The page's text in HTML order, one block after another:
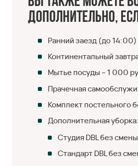
дополнительно,
Ранний заезд (до
Континентальный
Мытье посуды – 1 000
Прачечная
Комплект постельного
Дополнительная уборка:
Студия DBL без
Стандарт DBL без